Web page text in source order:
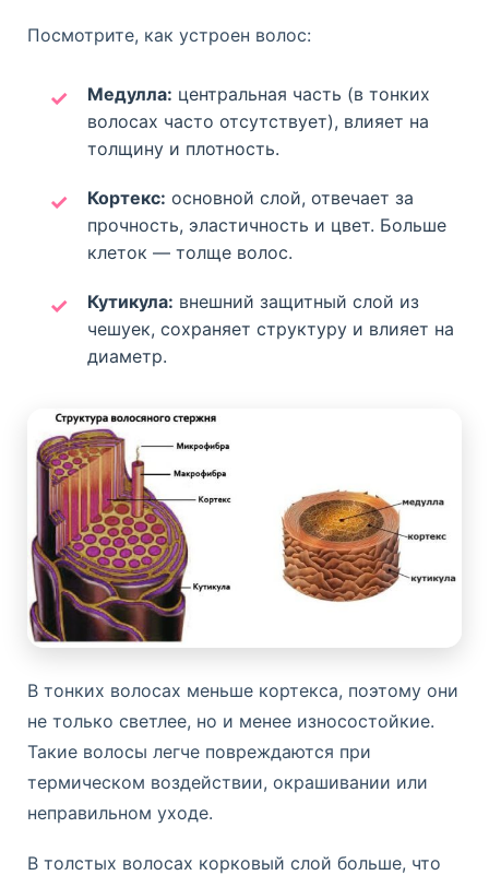
Посмотрите, как устроен волос:
Медулла: центральная часть (в тонких
волосах часто отсутствует), влияет на
толщину и плотность.
Кортекс: основной слой, отвечает за
прочность, эластичность и цвет. Больше
клеток — толще волос.
Кутикула: внешний защитный слой из
чешуек, сохраняет структуру и влияет на
диаметр.
В тонких волосах меньше кортекса, поэтому они
не только светлее, но и менее износостойкие.
Такие волосы легче повреждаются при
термическом воздействии, окрашивании или
неправильном уходе.
В толстых волосах корковый слой больше, что